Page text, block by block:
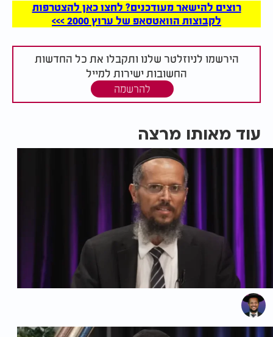
רוצים להישאר מעודכנים? לחצו כאן להצטרפות
לקבוצות הוואטסאפ של ערוץ 2000 >>>
הירשמו לניוזלטר שלנו ותקבלו את כל החדשות
החשובות ישירות למייל
להרשמה
עוד מאותו מרצה